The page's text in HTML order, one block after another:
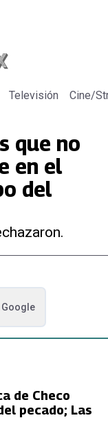
Televisión Cine/
que no
en el
del
Google
de Checo
pecado; Las